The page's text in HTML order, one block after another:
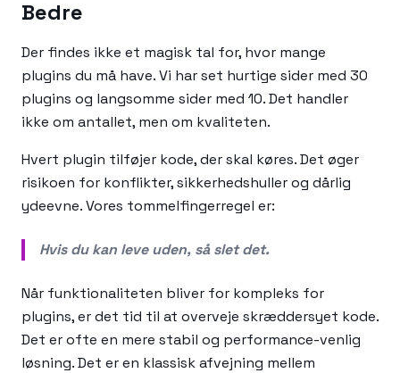
Bedre
Der findes ikke et magisk tal for, hvor mange
plugins du må have. Vi har set hurtige sider med 30
plugins og langsomme sider med 10. Det handler
ikke om antallet, men om kvaliteten.
Hvert plugin tilføjer kode, der skal køres. Det øger
risikoen for konflikter, sikkerhedshuller og dårlig
ydeevne. Vores tommelfingerregel er:
Hvis du kan leve uden, så slet det.
Når funktionaliteten bliver for kompleks for
plugins, er det tid til at overveje skræddersyet kode.
Det er ofte en mere stabil og performance-venlig
løsning. Det er en klassisk afvejning mellem